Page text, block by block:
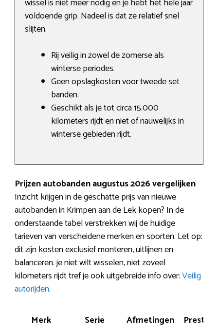
wissel is niet meer nodig en je hebt het hele jaar
voldoende grip. Nadeel is dat ze relatief snel
slijten.
Rij veilig in zowel de zomerse als
winterse periodes.
Geen opslagkosten voor tweede set
banden.
Geschikt als je tot circa 15.000
kilometers rijdt en niet of nauwelijks in
winterse gebieden rijdt.
Prijzen autobanden augustus 2026 vergelijken
Inzicht krijgen in de geschatte prijs van nieuwe
autobanden in Krimpen aan de Lek kopen? In de
onderstaande tabel verstrekken wij de huidige
tarieven van verscheidene merken en soorten. Let op:
dit zijn kosten exclusief monteren, uitlijnen en
balanceren. je niet wilt wisselen, niet zoveel
kilometers rijdt tref je ook uitgebreide info over:Veilig
autorijden.
Merk Serie Afmetingen